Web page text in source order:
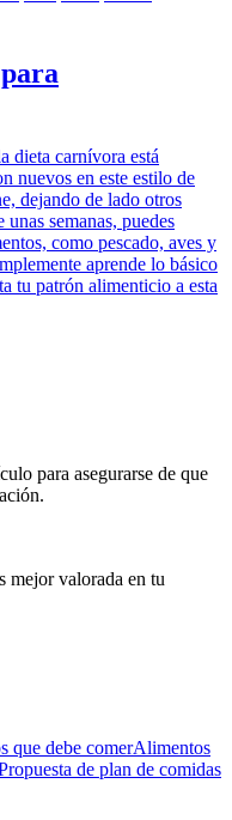
dieta carnívora está
nuevos en este estilo de
dejando de lado otros
semanas, puedes
como pescado, aves y
aprende lo básico
tu patrón alimenticio a esta
para asegurarse de que
mejor valorada en tu
que debe comerAlimentos
de plan de comidas